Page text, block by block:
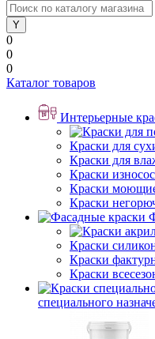
0
0
0
Каталог товаров
Интерьерные
Краски для
Краски для
Краски
Краски
Краски
Краски
Краски
Краски
специального